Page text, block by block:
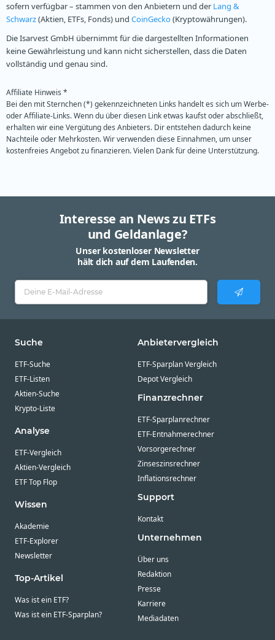
sofern verfügbar – stammen von den Anbietern und der Lang &
Schwarz(Aktien, ETFs, Fonds) und CoinGecko(Kryptowährungen).
Die Isarvest GmbH übernimmt für die dargestellten Informationen
keine Gewährleistung und kann nicht sicherstellen, dass die Daten
vollständig und genau sind.
Affiliate Hinweis *
Bei den mit Sternchen (*) gekennzeichneten Links handelt es sich um Werbe-
oder Affiliate-Links. Wenn du über diesen Link etwas kaufst oder abschließt,
erhalten wir eine Vergütung des Anbieters. Dir entstehen dadurch keine
Nachteile oder Mehrkosten. Wir verwenden diese Einnahmen, um unser
kostenfreies Angebot zu finanzieren. Vielen Dank für deine Unterstützung.
Interesse an News zu ETFs
und Geldanlage?
Unser kostenloser Newsletter
hält dich auf dem Laufenden.
Suche
ETF-Suche
ETF-Listen
Aktien-Suche
Krypto-Liste
Analyse
ETF-Vergleich
Aktien-Vergleich
ETF Top Flop
Wissen
Akademie
ETF-Explorer
Newsletter
Top-Artikel
Was ist ein ETF?
Was ist ein ETF-Sparplan?
Anbietervergleich
ETF-Sparplan Vergleich
Depot Vergleich
Finanzrechner
ETF-Sparplanrechner
ETF-Entnahmerechner
Vorsorgerechner
Zinseszinsrechner
Inflationsrechner
Support
Kontakt
Unternehmen
Über uns
Redaktion
Presse
Karriere
Mediadaten